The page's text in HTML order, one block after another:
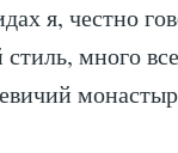
я, честно
много